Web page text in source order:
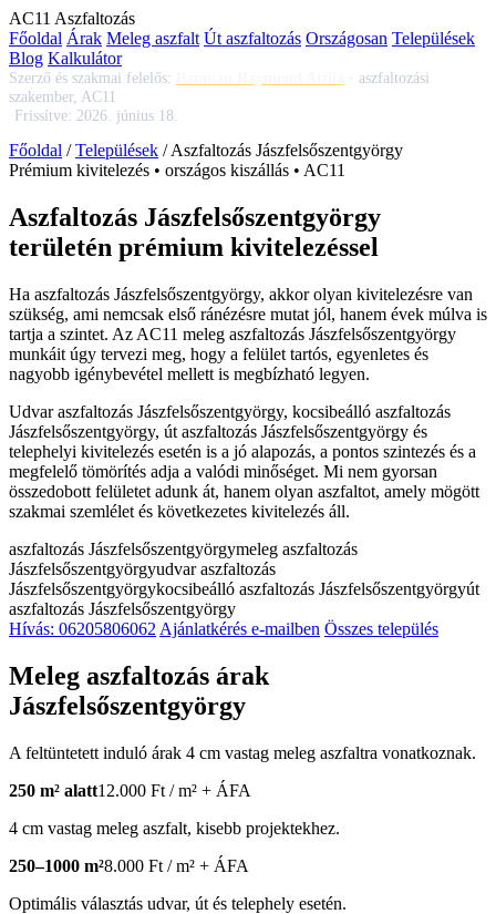
AC11 Aszfaltozás
Főoldal Árak Meleg aszfalt Út aszfaltozás Országosan Települések
Blog Kalkulátor
Szerző és szakmai felelős: · aszfaltozási
szakember, AC11
Frissítve: 2026. június 18.
Főoldal /Települések /Aszfaltozás Jászfelsőszentgyörgy
Prémium kivitelezés • országos kiszállás • AC11
Aszfaltozás Jászfelsőszentgyörgy
területén prémium kivitelezéssel
Ha aszfaltozás Jászfelsőszentgyörgy, akkor olyan kivitelezésre van
szükség, ami nemcsak első ránézésre mutat jól, hanem évek múlva is
tartja a szintet. Az AC11 meleg aszfaltozás Jászfelsőszentgyörgy
munkáit úgy tervezi meg, hogy a felület tartós, egyenletes és
nagyobb igénybevétel mellett is megbízható legyen.
Udvar aszfaltozás Jászfelsőszentgyörgy, kocsibeálló aszfaltozás
Jászfelsőszentgyörgy, út aszfaltozás Jászfelsőszentgyörgy és
telephelyi kivitelezés esetén is a jó alapozás, a pontos szintezés és a
megfelelő tömörítés adja a valódi minőséget. Mi nem gyorsan
összedobott felületet adunk át, hanem olyan aszfaltot, amely mögött
szakmai szemlélet és következetes kivitelezés áll.
aszfaltozás Jászfelsőszentgyörgymeleg aszfaltozás
Jászfelsőszentgyörgyudvar aszfaltozás
Jászfelsőszentgyörgykocsibeálló aszfaltozás Jászfelsőszentgyörgyút
aszfaltozás Jászfelsőszentgyörgy
Hívás: 06205806062 Ajánlatkérés e-mailben Összes település
Meleg aszfaltozás árak
Jászfelsőszentgyörgy
A feltüntetett induló árak 4 cm vastag meleg aszfaltra vonatkoznak.
250 m² alatt12.000 Ft / m² + ÁFA
4 cm vastag meleg aszfalt, kisebb projektekhez.
250–1000 m²8.000 Ft / m² + ÁFA
Optimális választás udvar, út és telephely esetén.